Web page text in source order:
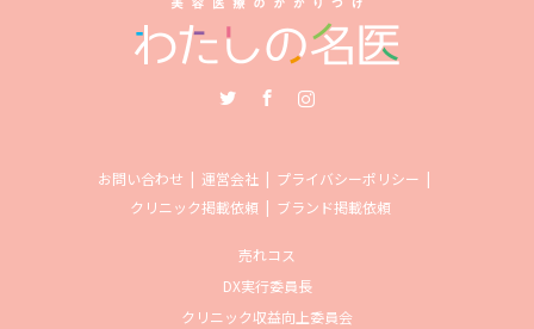
お問い合わせ 運営会社
プライバシーポリシー
クリニック掲載依頼
ブランド掲載依頼
売れコス
DX実行委員長
クリニック収益向上委員会